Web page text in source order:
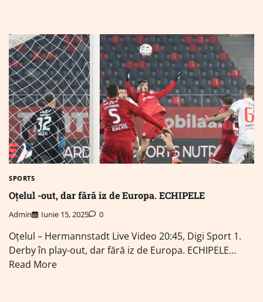
SPORTS
Oțelul -out, dar fără iz de Europa. ECHIPELE
Admin Iunie 15, 2025 0
Oțelul – Hermannstadt Live Video 20:45, Digi Sport 1.
Derby în play-out, dar fără iz de Europa. ECHIPELE…
Read More